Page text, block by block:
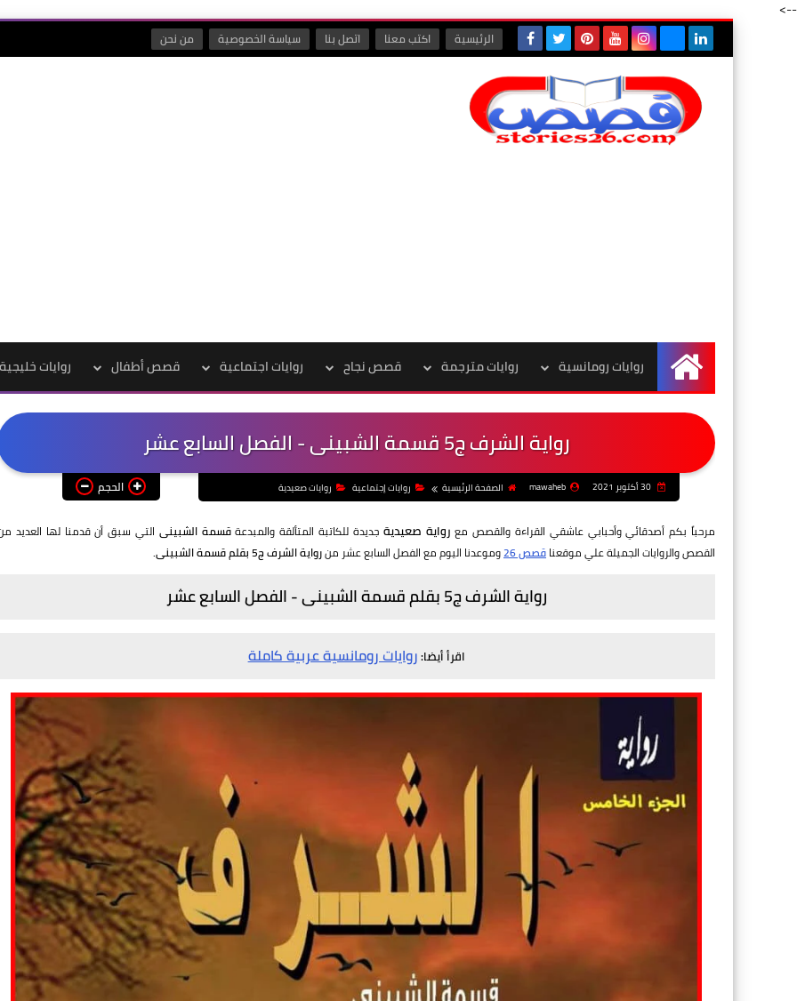
-->
الرئيسية اكتب معنا اتصل بنا سياسة الخصوصية من نحن
الرئيسية
روايات رومانسية روايات مترجمة قصص نجاح روايات اجتماعية قصص أطفال روايات خليجية
رواية الشرف ج5 قسمة الشبينى - الفصل السابع عشر
30 أكتوبر 2021 mawaheb الصفحة الرئيسية روايات إجتماعية روايات صعيدية الحجم
مرحباً بكم أصدقائي وأحبابي عاشقي القراءة والقصص مع رواية صعيديةجديدة للكاتبة المتألقة والمبدعةقسمة الشبينى التي سبق أن قدمنا لها العديد
القصص والروايات الجميلة علي موقعناقصص 26 وموعدنا اليوم مع الفصل السابع عشر منرواية الشرف ج5 بقلم قسمة الشبينى.
رواية الشرف ج5 بقلم قسمة الشبينى - الفصل السابع عشر
اقرأ أيضا:روايات رومانسية عربية كاملة